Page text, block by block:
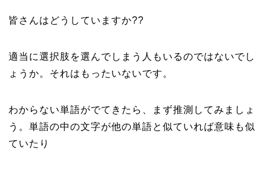
皆さんはどうしていますか??
適当に選択肢を選んでしまう人もいるのではないでし
ょうか。それはもったいないです。
わからない単語がでてきたら、まず推測してみましょ
う。単語の中の文字が他の単語と似ていれば意味も似
ていたり